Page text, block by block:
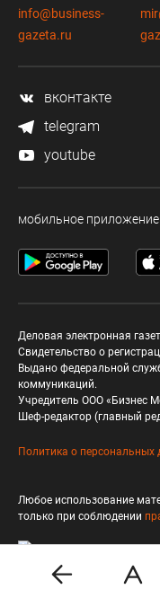
info@business-
gazeta.ru
вконтакте
telegram
youtube
мобильное приложение
Деловая электронная
Свидетельство о
Выдано федеральной
коммуникаций.
Учредитель ООО «Бизнес
Шеф-редактор (главный
Политика о персональных
Любое использование
только при соблюдении